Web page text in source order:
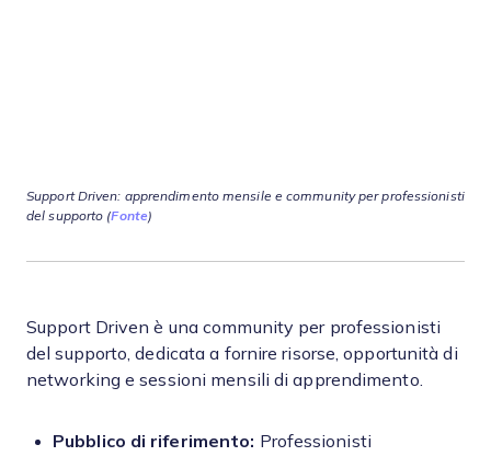
Support Driven: apprendimento mensile e community per professionisti
del supporto (Fonte)
Support Driven è una community per professionisti
del supporto, dedicata a fornire risorse, opportunità di
networking e sessioni mensili di apprendimento.
Pubblico di riferimento: Professionisti